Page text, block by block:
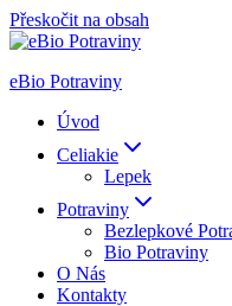
Přeskočit na obsah
eBio Potraviny
Úvod
Celiakie
Lepek
Potraviny
Bezlepkové
Bio Potraviny
O Nás
Kontakty